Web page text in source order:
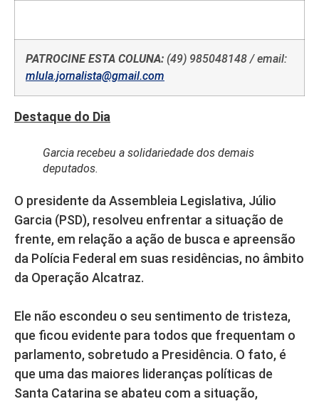
PATROCINE ESTA COLUNA: (49) 985048148 / email:
mlula.jornalista@gmail.com
Destaque do Dia
Garcia recebeu a solidariedade dos demais
deputados.
O presidente da Assembleia Legislativa, Júlio
Garcia (PSD), resolveu enfrentar a situação de
frente, em relação a ação de busca e apreensão
da Polícia Federal em suas residências, no âmbito
da Operação Alcatraz.
Ele não escondeu o seu sentimento de tristeza,
que ficou evidente para todos que frequentam o
parlamento, sobretudo a Presidência. O fato, é
que uma das maiores lideranças políticas de
Santa Catarina se abateu com a situação,